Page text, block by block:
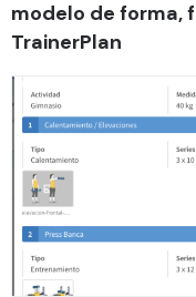
modelo de forma,
TrainerPlan